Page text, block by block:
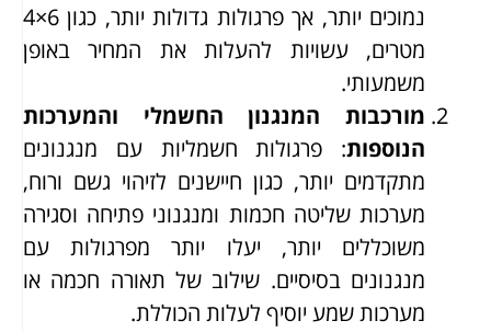
נמוכים יותר, אך פרגולות גדולות יותר, כגון 6×4
מטרים, עשויות להעלות את המחיר באופן
משמעותי.
מורכבות המנגנון החשמלי והמערכות
הנוספות: פרגולות חשמליות עם מנגנונים
מתקדמים יותר, כגון חיישנים לזיהוי גשם ורוח,
מערכות שליטה חכמות ומנגנוני פתיחה וסגירה
משוכללים יותר, יעלו יותר מפרגולות עם
מנגנונים בסיסיים. שילוב של תאורה חכמה או
מערכות שמע יוסיף לעלות הכוללת.